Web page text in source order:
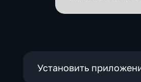
Установить